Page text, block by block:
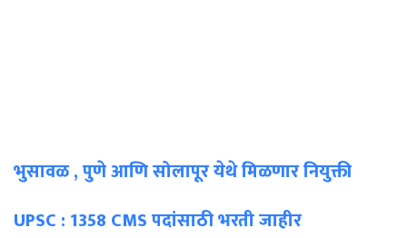
भुसावळ , पुणे आणि सोलापूर येथे मिळणार नियुक्ती
UPSC : 1358 CMS पदांसाठी भरती जाहीर